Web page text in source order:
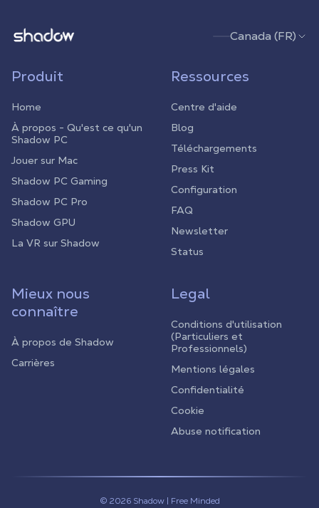
Shadow.tech Canada (FR)
Produit
Home
À propos - Qu'est ce qu'un
Shadow PC
Jouer sur Mac
Shadow PC Gaming
Shadow PC Pro
Shadow GPU
La VR sur Shadow
Ressources
Centre d'aide
Blog
Téléchargements
Press Kit
Configuration
FAQ
Newsletter
Status
Mieux nous
connaître
À propos de Shadow
Carrières
Legal
Conditions d'utilisation
(Particuliers et
Professionnels)
Mentions légales
Confidentialité
Cookie
Abuse notification
© 2026 Shadow | Free Minded